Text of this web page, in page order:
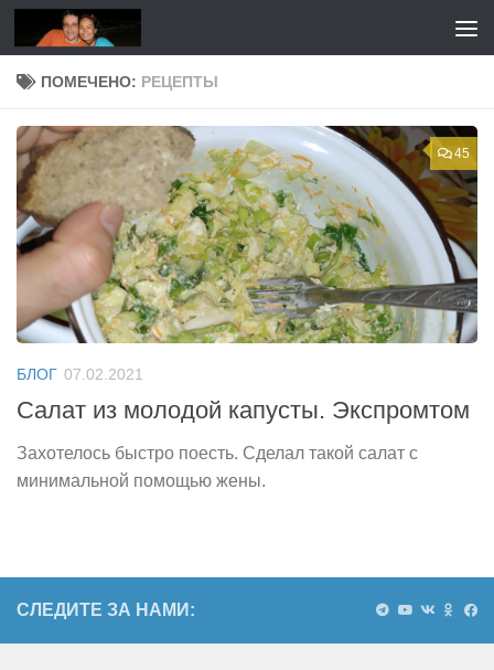
Перейти к содержимому
ПОМЕЧЕНО: РЕЦЕПТЫ
45
БЛОГ 07.02.2021
Салат из молодой капусты. Экспромтом
Захотелось быстро поесть. Сделал такой салат с
минимальной помощью жены.
СЛЕДИТЕ ЗА НАМИ: